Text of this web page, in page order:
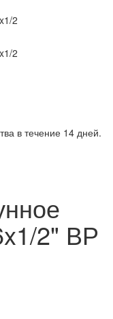
в течение 14 дней.
2" ВР